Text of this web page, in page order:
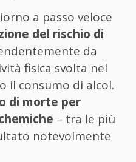
a passo veloce
del rischio di
da
fisica svolta nel
il consumo di alcol.
di morte per
– tra le più
notevolmente